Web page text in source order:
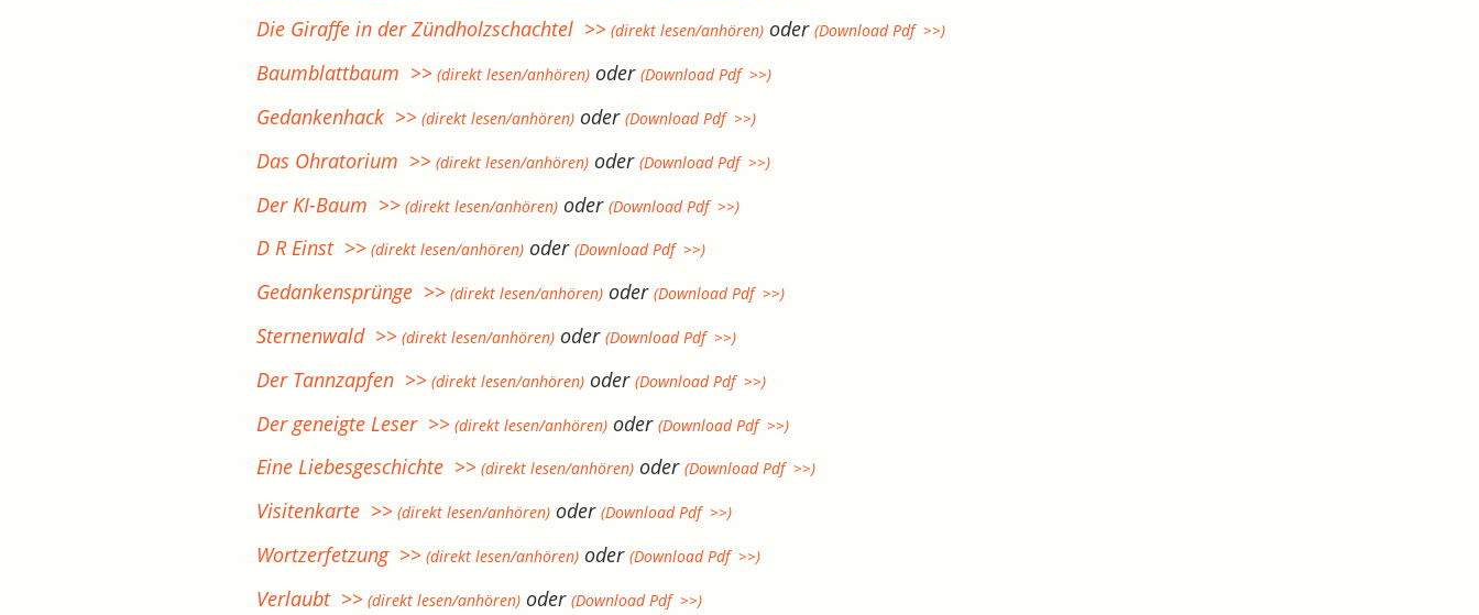
Die Giraffe in der Zündholzschachtel >> (direkt lesen/anhören) oder(Download Pdf >>)
Baumblattbaum >> (direkt lesen/anhören) oder(Download Pdf >>)
Gedankenhack >> (direkt lesen/anhören) oder(Download Pdf >>)
Das Ohratorium >> (direkt lesen/anhören) oder(Download Pdf >>)
Der KI-Baum >> (direkt lesen/anhören) oder(Download Pdf >>)
D R Einst >> (direkt lesen/anhören) oder(Download Pdf >>)
Gedankensprünge >> (direkt lesen/anhören) oder(Download Pdf >>)
Sternenwald >> (direkt lesen/anhören) oder(Download Pdf >>)
Der Tannzapfen >> (direkt lesen/anhören) oder(Download Pdf >>)
Der geneigte Leser >> (direkt lesen/anhören) oder(Download Pdf >>)
Eine Liebesgeschichte >> (direkt lesen/anhören) oder(Download Pdf >>)
Visitenkarte >> (direkt lesen/anhören) oder(Download Pdf >>)
Wortzerfetzung >> (direkt lesen/anhören) oder(Download Pdf >>)
Verlaubt >> (direkt lesen/anhören) oder(Download Pdf >>)